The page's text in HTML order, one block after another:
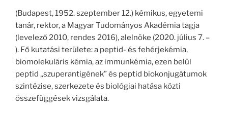
(Budapest, 1952. szeptember 12.) kémikus, egyetemi
tanár, rektor, a Magyar Tudományos Akadémia tagja
(levelező 2010, rendes 2016), alelnöke (2020. július 7. –
). Fő kutatási területe: a peptid- és fehérjekémia,
biomolekuláris kémia, az immunkémia, ezen belül
peptid „szuperantigének” és peptid biokonjugátumok
szintézise, szerkezete és biológiai hatása közti
összefüggések vizsgálata.